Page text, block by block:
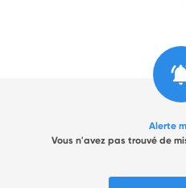
Alerte
Vous n'avez pas trouvé de